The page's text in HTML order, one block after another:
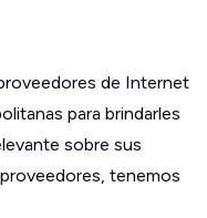
de Internet
para brindarles
sobre sus
tenemos